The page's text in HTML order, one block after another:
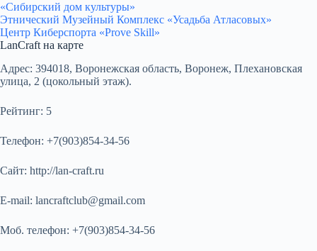
«Сибирский дом культуры»
Этнический Музейный Комплекс «Усадьба Атласовых»
Центр Киберспорта «Prove Skill»
LanCraft на карте
Адрес: 394018, Воронежская область, Воронеж, Плехановская
улица, 2 (цокольный этаж).
Рейтинг: 5
Телефон: +7(903)854-34-56
Сайт: http://lan-craft.ru
E-mail: lancraftclub@gmail.com
Моб. телефон: +7(903)854-34-56